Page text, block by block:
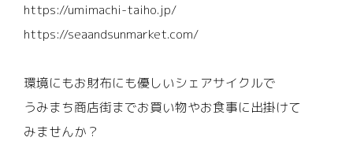
https://umimachi-taiho.jp/
https://seaandsunmarket.com/
環境にもお財布にも優しいシェアサイクルで
うみまち商店街までお買い物やお食事に出掛けて
みませんか？